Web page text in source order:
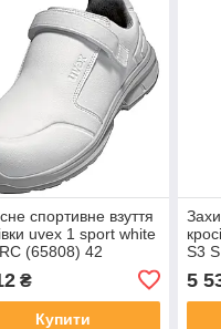
спортивне взуття
uvex 1 sport white
(65808) 42
₴
Купити
S3
5